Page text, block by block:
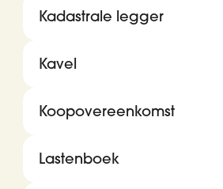
Kadastrale legger
Kavel
Koopovereenkomst
Lastenboek